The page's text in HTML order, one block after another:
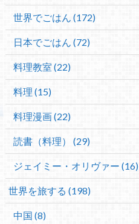
世界でごはん (172)
日本でごはん (72)
料理教室 (22)
料理 (15)
料理漫画 (22)
読書（料理） (29)
ジェイミー・オリヴァー (16)
世界を旅する (198)
中国 (8)